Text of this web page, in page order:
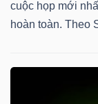
cuộc họp mới
hoàn toàn. Theo